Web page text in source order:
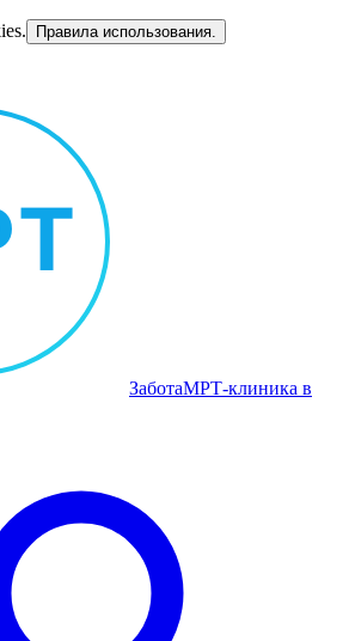
Правила использования.
ЗаботаМРТ‑клиника в